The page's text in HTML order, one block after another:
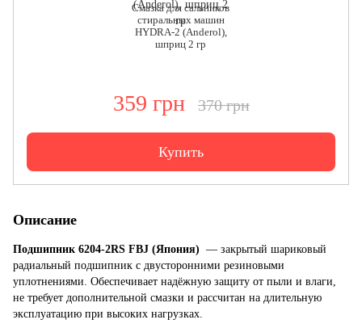
Смазка для сальников
стиральных машин
HYDRA-2 (Anderol),
шприц 2 гр
359 грн 370 грн
Купить
Описание
Подшипник 6204-2RS FBJ (Япония) — закрытый шариковый
радиальный подшипник с двусторонними резиновыми
уплотнениями. Обеспечивает надёжную защиту от пыли и влаги,
не требует дополнительной смазки и рассчитан на длительную
эксплуатацию при высоких нагрузках.